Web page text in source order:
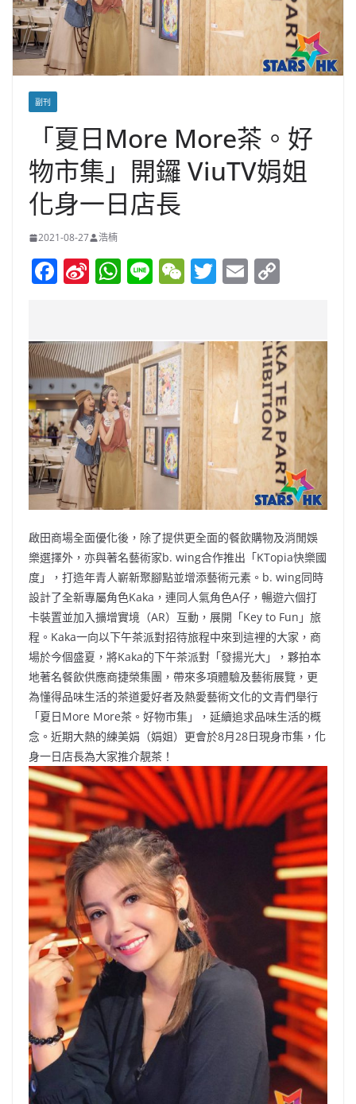
副刊
「夏日More More茶。好
物市集」開鑼 ViuTV娟姐
化身一日店長
2021-08-27 浩楠
F
e
b
o
o
k
Si
W
ei
b
o
W
s
A
p
p
Li W
h
at
T
er
E
l y
Li
n
k
啟田商場全面優化後，除了提供更全面的餐飲購物及消閒娛
樂選擇外，亦與著名藝術家b. wing合作推出「KTopia快樂國
度」，打造年青人嶄新聚腳點並增添藝術元素。b. wing同時
設計了全新專屬角色Kaka，連同人氣角色A仔，暢遊六個打
卡裝置並加入擴增實境（AR）互動，展開「Key to Fun」旅
程。Kaka一向以下午茶派對招待旅程中來到這裡的大家，商
場於今個盛夏，將Kaka的下午茶派對「發揚光大」，夥拍本
地著名餐飲供應商捷榮集團，帶來多項體驗及藝術展覽，更
為懂得品味生活的茶道愛好者及熱愛藝術文化的文青們舉行
「夏日More More茶。好物市集」，延續追求品味生活的概
念。近期大熱的練美娟（娟姐）更會於8月28日現身市集，化
身一日店長為大家推介靚茶！